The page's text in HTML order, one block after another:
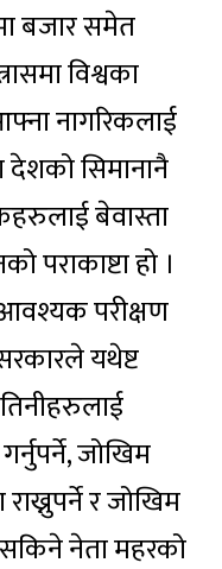
बजार समेत
विश्वका
नागरिकलाई
देशको सिमानानै
बेवास्ता
पराकाष्टा हो ।
परीक्षण
यथेष्ट
जोखिम
र जोखिम
नेता महरको